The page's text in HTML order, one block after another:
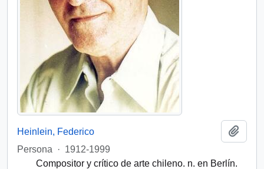
Heinlein, Federico
Persona
· 1912-1999
Compositor y crítico de arte chileno. n. en Berlín.